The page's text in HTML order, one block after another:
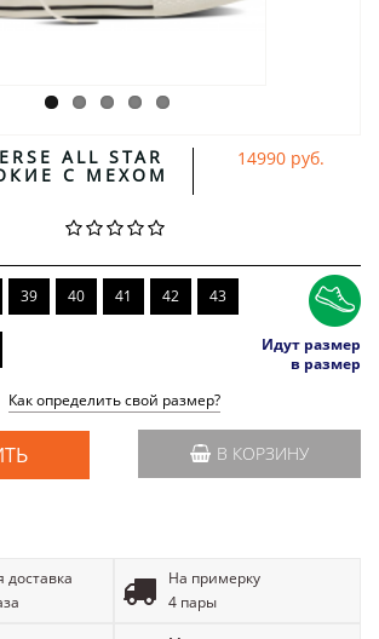
ALL STAR
С МЕХОМ
14990 руб.
39 40 41 42 43
Идут размер
в размер
Как определить свой размер?
В КОРЗИНУ
доставка
На примерку
4 пары